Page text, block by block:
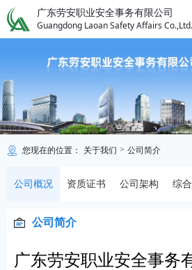
广东劳安职业安全事务有限公司
Guangdong Laoan Safety Affairs Co.,Ltd.
您现在的位置： 关于我们 > 公司简介
公司概况 资质证书 公司架构 综
公司简介
广东劳安职业安全事务